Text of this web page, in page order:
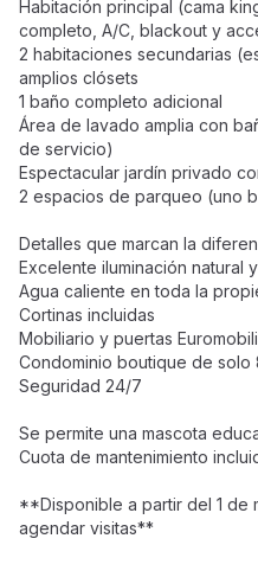
Habitación principal (cama
completo, A/C, blackout y
2 habitaciones secundarias
amplios clósets
1 baño completo adicional
Área de lavado amplia con
de servicio)
Espectacular jardín privado
2 espacios de parqueo (uno
Detalles que marcan la
Excelente iluminación natural
Agua caliente en toda la
Cortinas incluidas
Mobiliario y puertas
Condominio boutique de solo
Seguridad 24/7
Se permite una mascota
Cuota de mantenimiento
**Disponible a partir del 1 de
agendar visitas**